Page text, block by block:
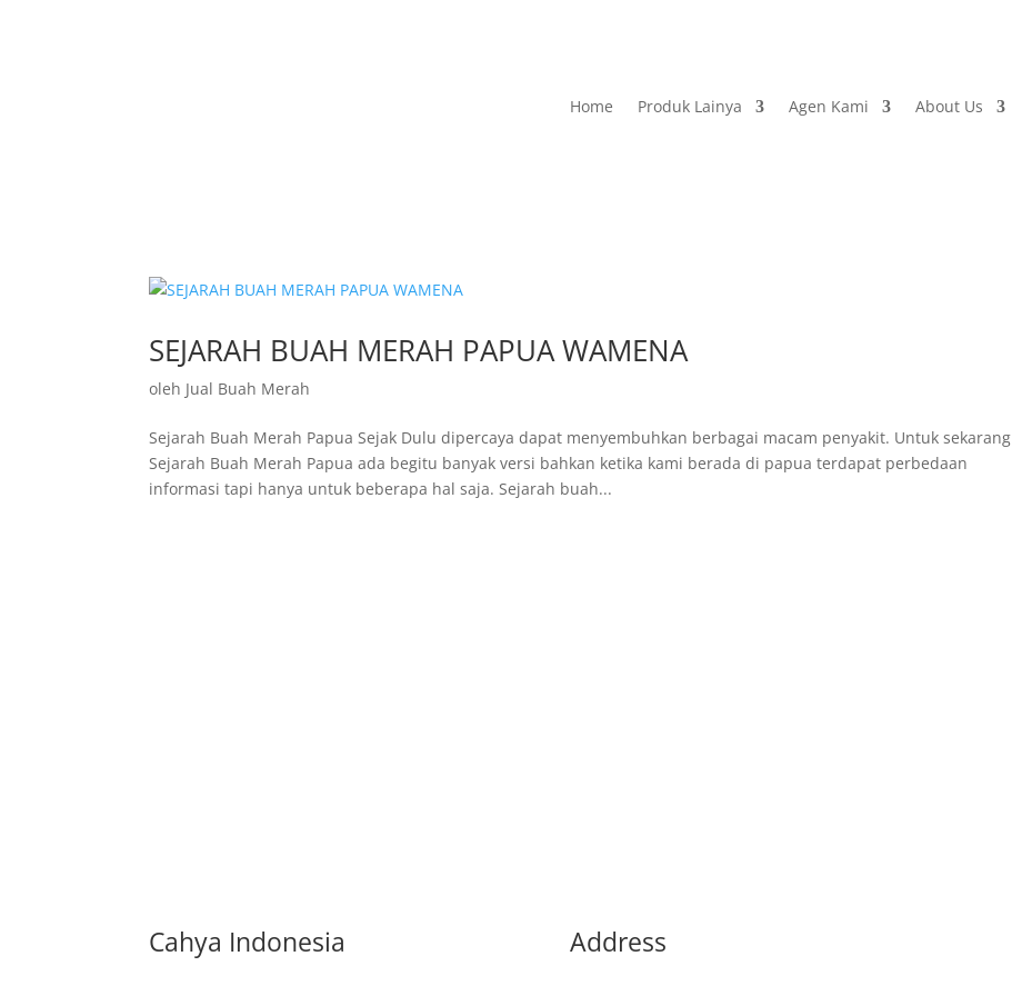
Home Produk Lainya Agen Kami About Us
SEJARAH BUAH MERAH PAPUA WAMENA
oleh Jual Buah Merah
Sejarah Buah Merah Papua Sejak Dulu dipercaya dapat menyembuhkan berbagai macam penyakit. Untuk sekarang
Sejarah Buah Merah Papua ada begitu banyak versi bahkan ketika kami berada di papua terdapat perbedaan
informasi tapi hanya untuk beberapa hal saja. Sejarah buah...
Cahya Indonesia Address